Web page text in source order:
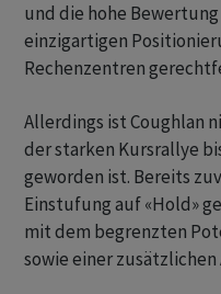
und die hohe
einzigartigen
Rechenzentren
Allerdings ist Coughlan
der starken Kursrallye
geworden ist. Bereits
Einstufung auf «Hold»
mit dem begrenzten
sowie einer